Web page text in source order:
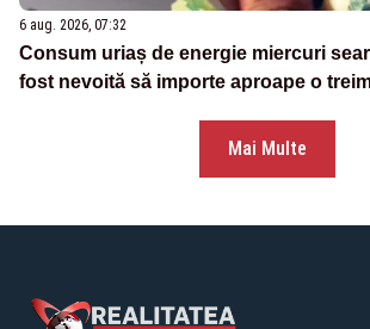
6 aug. 2026, 07:32
Consum uriaș de energie miercuri
fost nevoită să importe aproape o
Mai Multe